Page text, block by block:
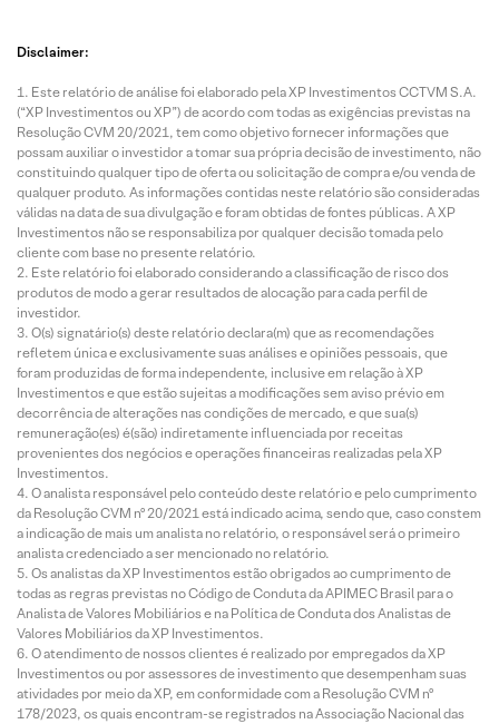
Disclaimer:
Este relatório de análise foi elaborado pela XP Investimentos CCTVM S.A.
(“XP Investimentos ou XP”) de acordo com todas as exigências previstas na
Resolução CVM 20/2021, tem como objetivo fornecer informações que
possam auxiliar o investidor a tomar sua própria decisão de investimento, não
constituindo qualquer tipo de oferta ou solicitação de compra e/ou venda de
qualquer produto. As informações contidas neste relatório são consideradas
válidas na data de sua divulgação e foram obtidas de fontes públicas. A XP
Investimentos não se responsabiliza por qualquer decisão tomada pelo
cliente com base no presente relatório.
Este relatório foi elaborado considerando a classificação de risco dos
produtos de modo a gerar resultados de alocação para cada perfil de
investidor.
O(s) signatário(s) deste relatório declara(m) que as recomendações
refletem única e exclusivamente suas análises e opiniões pessoais, que
foram produzidas de forma independente, inclusive em relação à XP
Investimentos e que estão sujeitas a modificações sem aviso prévio em
decorrência de alterações nas condições de mercado, e que sua(s)
remuneração(es) é(são) indiretamente influenciada por receitas
provenientes dos negócios e operações financeiras realizadas pela XP
Investimentos.
O analista responsável pelo conteúdo deste relatório e pelo cumprimento
da Resolução CVM nº 20/2021 está indicado acima, sendo que, caso constem
a indicação de mais um analista no relatório, o responsável será o primeiro
analista credenciado a ser mencionado no relatório.
Os analistas da XP Investimentos estão obrigados ao cumprimento de
todas as regras previstas no Código de Conduta da APIMEC Brasil para o
Analista de Valores Mobiliários e na Política de Conduta dos Analistas de
Valores Mobiliários da XP Investimentos.
O atendimento de nossos clientes é realizado por empregados da XP
Investimentos ou por assessores de investimento que desempenham suas
atividades por meio da XP, em conformidade com a Resolução CVM nº
178/2023, os quais encontram-se registrados na Associação Nacional das